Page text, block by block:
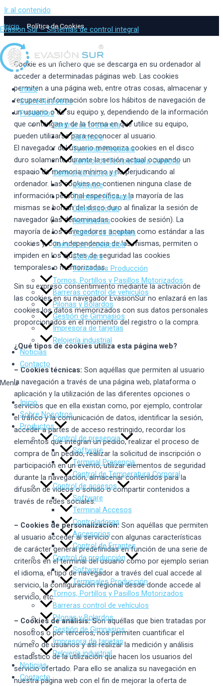
Ir al contenido
Evasion Sur – Sistemas de control integral
Inicio
Sobre Nosotros
Productos
Control de presencia
Software
Terminal Presencia
Control de Temperatura Corporal
Control de accesos
Software
Terminal Accesos
Controladoras
Accesorios
Control de Errantes
Control de producción
Software
Terminales Producción
Tornos, Portillos y Pasillos Motorizados
Barreras control de vehículos
Pilonas y Bolardos
Gestión de Gimnasios
Impresora de tarjetas
Relojería industrial
Noticias
Contacto
Menu
Inicio
Sobre Nosotros
Productos
Control de presencia
Software
Terminal Presencia
Control de Temperatura Corporal
Control de accesos
Software
Terminal Accesos
Controladoras
Accesorios
Control de Errantes
Control de producción
Software
Terminales Producción
Tornos, Portillos y Pasillos Motorizados
Barreras control de vehículos
Pilonas y Bolardos
Gestión de Gimnasios
Impresora de tarjetas
Relojería industrial
Noticias
Contacto
Inicio Política de Cookies
Cookie es un fichero que se descarga en su ordenador al
acceder a determinadas páginas web. Las cookies
permiten a una página web, entre otras cosas, almacenar y
recuperar información sobre los hábitos de navegación de
un usuario o de su equipo y, dependiendo de la información
que contengan y de la forma en que utilice su equipo,
pueden utilizarse para reconocer al usuario.
El navegador del usuario memoriza cookies en el disco
duro solamente durante la sesión actual ocupando un
espacio de memoria mínimo y no perjudicando al
ordenador. Las cookies no contienen ninguna clase de
información personal específica, y la mayoría de las
mismas se borran del disco duro al finalizar la sesión de
navegador (las denominadas cookies de sesión). La
mayoría de los navegadores aceptan como estándar a las
cookies y, con independencia de las mismas, permiten o
impiden en los ajustes de seguridad las cookies
temporales o memorizadas.
Sin su expreso consentimiento mediante la activación de
las cookies en su navegador EvasionSur no enlazará en las
cookies los datos memorizados con sus datos personales
proporcionados en el momento del registro o la compra.
¿Qué tipos de cookies utiliza esta página web?
– Cookies técnicas: Son aquéllas que permiten al usuario
la navegación a través de una página web, plataforma o
aplicación y la utilización de las diferentes opciones o
servicios que en ella existan como, por ejemplo, controlar
el tráfico y la comunicación de datos, identificar la sesión,
acceder a partes de acceso restringido, recordar los
elementos que integran un pedido, realizar el proceso de
compra de un pedido, realizar la solicitud de inscripción o
participación en un evento, utilizar elementos de seguridad
durante la navegación, almacenar contenidos para la
difusión de videos o sonido o compartir contenidos a
través de redes sociales.
– Cookies de personalización: Son aquéllas que permiten
al usuario acceder al servicio con algunas características
de carácter general predefinidas en función de una serie de
criterios en el terminal del usuario como por ejemplo serian
el idioma, el tipo de navegador a través del cual accede al
servicio, la configuración regional desde donde accede al
servicio, etc.
– Cookies de análisis: Son aquéllas que bien tratadas por
nosotros o por terceros, nos permiten cuantificar el
número de usuarios y así realizar la medición y análisis
estadístico de la utilización que hacen los usuarios del
servicio ofertado. Para ello se analiza su navegación en
nuestra página web con el fin de mejorar la oferta de